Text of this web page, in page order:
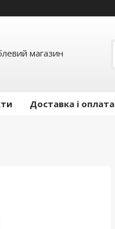
магазин
Доставка і оплата